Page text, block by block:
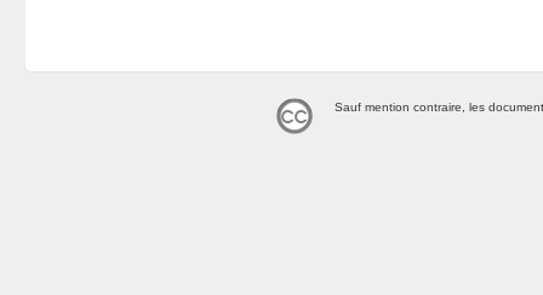
Sauf mention contraire, les